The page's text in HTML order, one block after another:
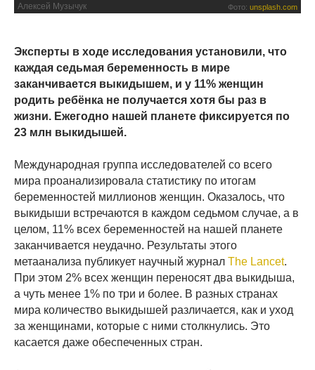
Алексей Музычук Фото: unsplash.com
Эксперты в ходе исследования установили, что
каждая седьмая беременность в мире
заканчивается выкидышем, и у 11% женщин
родить ребёнка не получается хотя бы раз в
жизни. Ежегодно нашей планете фиксируется по
23 млн выкидышей.
Международная группа исследователей со всего
мира проанализировала статистику по итогам
беременностей миллионов женщин. Оказалось, что
выкидыши встречаются в каждом седьмом случае, а в
целом, 11% всех беременностей на нашей планете
заканчивается неудачно. Результаты этого
метаанализа публикует научный журнал The Lancet.
При этом 2% всех женщин переносят два выкидыша,
а чуть менее 1% по три и более. В разных странах
мира количество выкидышей различается, как и уход
за женщинами, которые с ними столкнулись. Это
касается даже обеспеченных стран.